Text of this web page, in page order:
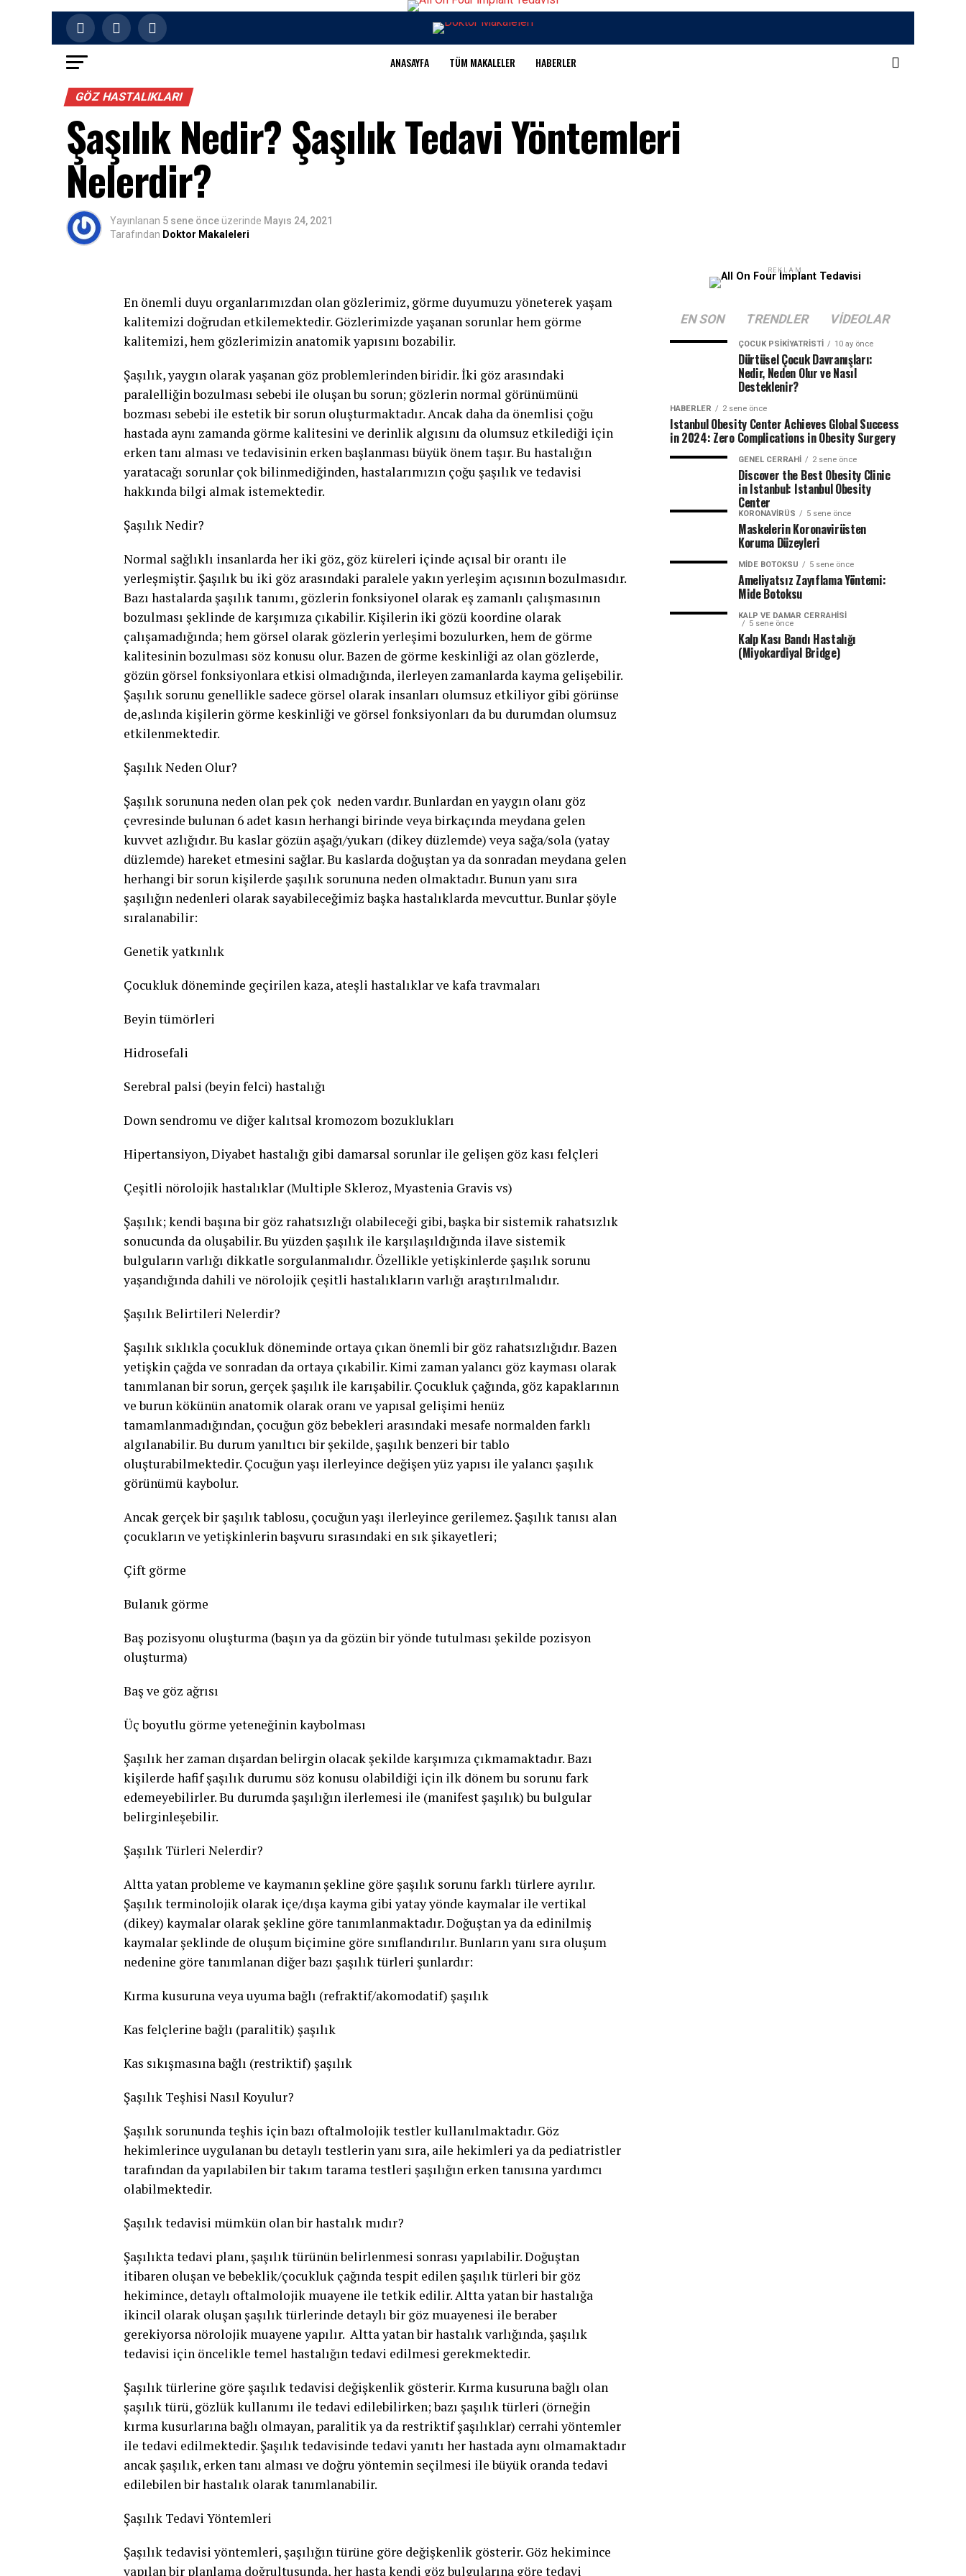
ANASAYFA TÜM MAKALELER HABERLER
GÖZ HASTALIKLARI
Şaşılık Nedir? Şaşılık Tedavi Yöntemleri
Nelerdir?
Yayınlanan 5 sene önce üzerinde Mayıs 24, 2021
Tarafından Doktor Makaleleri
En önemli duyu organlarımızdan olan gözlerimiz, görme duyumuzu yöneterek yaşam
kalitemizi doğrudan etkilemektedir. Gözlerimizde yaşanan sorunlar hem görme
kalitemizi, hem gözlerimizin anatomik yapısını bozabilir.
Şaşılık, yaygın olarak yaşanan göz problemlerinden biridir. İki göz arasındaki
paralelliğin bozulması sebebi ile oluşan bu sorun; gözlerin normal görünümünü
bozması sebebi ile estetik bir sorun oluşturmaktadır. Ancak daha da önemlisi çoğu
hastada aynı zamanda görme kalitesini ve derinlik algısını da olumsuz etkilediği için
erken tanı alması ve tedavisinin erken başlanması büyük önem taşır. Bu hastalığın
yaratacağı sorunlar çok bilinmediğinden, hastalarımızın çoğu şaşılık ve tedavisi
hakkında bilgi almak istemektedir.
Şaşılık Nedir?
Normal sağlıklı insanlarda her iki göz, göz küreleri içinde açısal bir orantı ile
yerleşmiştir. Şaşılık bu iki göz arasındaki paralele yakın yerleşim açısının bozulmasıdır.
Bazı hastalarda şaşılık tanımı, gözlerin fonksiyonel olarak eş zamanlı çalışmasının
bozulması şeklinde de karşımıza çıkabilir. Kişilerin iki gözü koordine olarak
çalışamadığında; hem görsel olarak gözlerin yerleşimi bozulurken, hem de görme
kalitesinin bozulması söz konusu olur. Bazen de görme keskinliği az olan gözlerde,
gözün görsel fonksiyonlara etkisi olmadığında, ilerleyen zamanlarda kayma gelişebilir.
Şaşılık sorunu genellikle sadece görsel olarak insanları olumsuz etkiliyor gibi görünse
de,aslında kişilerin görme keskinliği ve görsel fonksiyonları da bu durumdan olumsuz
etkilenmektedir.
Şaşılık Neden Olur?
Şaşılık sorununa neden olan pek çok neden vardır. Bunlardan en yaygın olanı göz
çevresinde bulunan 6 adet kasın herhangi birinde veya birkaçında meydana gelen
kuvvet azlığıdır. Bu kaslar gözün aşağı/yukarı (dikey düzlemde) veya sağa/sola (yatay
düzlemde) hareket etmesini sağlar. Bu kaslarda doğuştan ya da sonradan meydana gelen
herhangi bir sorun kişilerde şaşılık sorununa neden olmaktadır. Bunun yanı sıra
şaşılığın nedenleri olarak sayabileceğimiz başka hastalıklarda mevcuttur. Bunlar şöyle
sıralanabilir:
Genetik yatkınlık
Çocukluk döneminde geçirilen kaza, ateşli hastalıklar ve kafa travmaları
Beyin tümörleri
Hidrosefali
Serebral palsi (beyin felci) hastalığı
Down sendromu ve diğer kalıtsal kromozom bozuklukları
Hipertansiyon, Diyabet hastalığı gibi damarsal sorunlar ile gelişen göz kası felçleri
Çeşitli nörolojik hastalıklar (Multiple Skleroz, Myastenia Gravis vs)
Şaşılık; kendi başına bir göz rahatsızlığı olabileceği gibi, başka bir sistemik rahatsızlık
sonucunda da oluşabilir. Bu yüzden şaşılık ile karşılaşıldığında ilave sistemik
bulguların varlığı dikkatle sorgulanmalıdır. Özellikle yetişkinlerde şaşılık sorunu
yaşandığında dahili ve nörolojik çeşitli hastalıkların varlığı araştırılmalıdır.
Şaşılık Belirtileri Nelerdir?
Şaşılık sıklıkla çocukluk döneminde ortaya çıkan önemli bir göz rahatsızlığıdır. Bazen
yetişkin çağda ve sonradan da ortaya çıkabilir. Kimi zaman yalancı göz kayması olarak
tanımlanan bir sorun, gerçek şaşılık ile karışabilir. Çocukluk çağında, göz kapaklarının
ve burun kökünün anatomik olarak oranı ve yapısal gelişimi henüz
tamamlanmadığından, çocuğun göz bebekleri arasındaki mesafe normalden farklı
algılanabilir. Bu durum yanıltıcı bir şekilde, şaşılık benzeri bir tablo
oluşturabilmektedir. Çocuğun yaşı ilerleyince değişen yüz yapısı ile yalancı şaşılık
görünümü kaybolur.
Ancak gerçek bir şaşılık tablosu, çocuğun yaşı ilerleyince gerilemez. Şaşılık tanısı alan
çocukların ve yetişkinlerin başvuru sırasındaki en sık şikayetleri;
Çift görme
Bulanık görme
Baş pozisyonu oluşturma (başın ya da gözün bir yönde tutulması şekilde pozisyon
oluşturma)
Baş ve göz ağrısı
Üç boyutlu görme yeteneğinin kaybolması
Şaşılık her zaman dışardan belirgin olacak şekilde karşımıza çıkmamaktadır. Bazı
kişilerde hafif şaşılık durumu söz konusu olabildiği için ilk dönem bu sorunu fark
edemeyebilirler. Bu durumda şaşılığın ilerlemesi ile (manifest şaşılık) bu bulgular
belirginleşebilir.
Şaşılık Türleri Nelerdir?
Altta yatan probleme ve kaymanın şekline göre şaşılık sorunu farklı türlere ayrılır.
Şaşılık terminolojik olarak içe/dışa kayma gibi yatay yönde kaymalar ile vertikal
(dikey) kaymalar olarak şekline göre tanımlanmaktadır. Doğuştan ya da edinilmiş
kaymalar şeklinde de oluşum biçimine göre sınıflandırılır. Bunların yanı sıra oluşum
nedenine göre tanımlanan diğer bazı şaşılık türleri şunlardır:
Kırma kusuruna veya uyuma bağlı (refraktif/akomodatif) şaşılık
Kas felçlerine bağlı (paralitik) şaşılık
Kas sıkışmasına bağlı (restriktif) şaşılık
Şaşılık Teşhisi Nasıl Koyulur?
Şaşılık sorununda teşhis için bazı oftalmolojik testler kullanılmaktadır. Göz
hekimlerince uygulanan bu detaylı testlerin yanı sıra, aile hekimleri ya da pediatristler
tarafından da yapılabilen bir takım tarama testleri şaşılığın erken tanısına yardımcı
olabilmektedir.
Şaşılık tedavisi mümkün olan bir hastalık mıdır?
Şaşılıkta tedavi planı, şaşılık türünün belirlenmesi sonrası yapılabilir. Doğuştan
itibaren oluşan ve bebeklik/çocukluk çağında tespit edilen şaşılık türleri bir göz
hekimince, detaylı oftalmolojik muayene ile tetkik edilir. Altta yatan bir hastalığa
ikincil olarak oluşan şaşılık türlerinde detaylı bir göz muayenesi ile beraber
gerekiyorsa nörolojik muayene yapılır. Altta yatan bir hastalık varlığında, şaşılık
tedavisi için öncelikle temel hastalığın tedavi edilmesi gerekmektedir.
Şaşılık türlerine göre şaşılık tedavisi değişkenlik gösterir. Kırma kusuruna bağlı olan
şaşılık türü, gözlük kullanımı ile tedavi edilebilirken; bazı şaşılık türleri (örneğin
kırma kusurlarına bağlı olmayan, paralitik ya da restriktif şaşılıklar) cerrahi yöntemler
ile tedavi edilmektedir. Şaşılık tedavisinde tedavi yanıtı her hastada aynı olmamaktadır
ancak şaşılık, erken tanı alması ve doğru yöntemin seçilmesi ile büyük oranda tedavi
edilebilen bir hastalık olarak tanımlanabilir.
Şaşılık Tedavi Yöntemleri
Şaşılık tedavisi yöntemleri, şaşılığın türüne göre değişkenlik gösterir. Göz hekimince
yapılan bir planlama doğrultusunda, her hasta kendi göz bulgularına göre tedavi
REKLAM
EN SON TRENDLER VIDEOLAR
ÇOCUK PSIKIYATRISTI 10 ay önce
Dürtüsel Çocuk Davranışları:
Nedir, Neden Olur ve Nasıl
Desteklenir?
HABERLER 2 sene önce
Istanbul Obesity Center Achieves Global Success
in 2024: Zero Complications in Obesity Surgery
GENEL CERRAHI 2 sene önce
Discover the Best Obesity Clinic
in Istanbul: Istanbul Obesity
Center
KORONAVIRÜS 5 sene önce
Maskelerin Koronavirüsten
Koruma Düzeyleri
MIDE BOTOKSU 5 sene önce
Ameliyatsız Zayıflama Yöntemi:
Mide Botoksu
KALP VE DAMAR CERRAHISI
5 sene önce
Kalp Kası Bandı Hastalığı
(Miyokardiyal Bridge)